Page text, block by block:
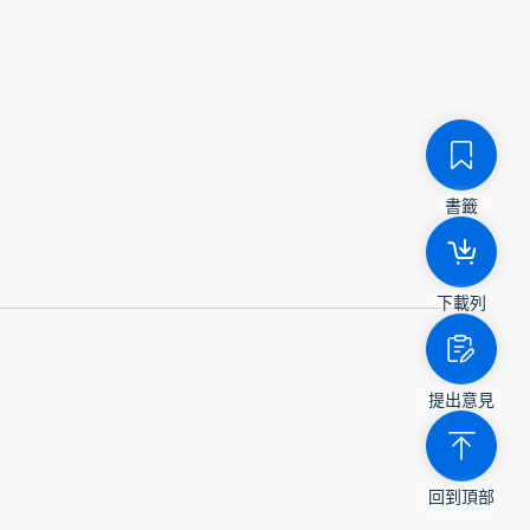
書籤
下載列
提出意見
回到頂部